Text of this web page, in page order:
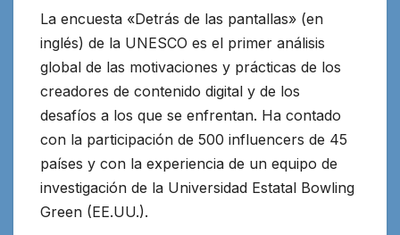
La encuesta «Detrás de las pantallas» (en
inglés) de la UNESCO es el primer análisis
global de las motivaciones y prácticas de los
creadores de contenido digital y de los
desafíos a los que se enfrentan. Ha contado
con la participación de 500 influencers de 45
países y con la experiencia de un equipo de
investigación de la Universidad Estatal Bowling
Green (EE.UU.).